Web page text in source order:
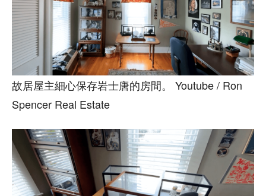
故居屋主細心保存岩士唐的房間。 Youtube / Ron
Spencer Real Estate